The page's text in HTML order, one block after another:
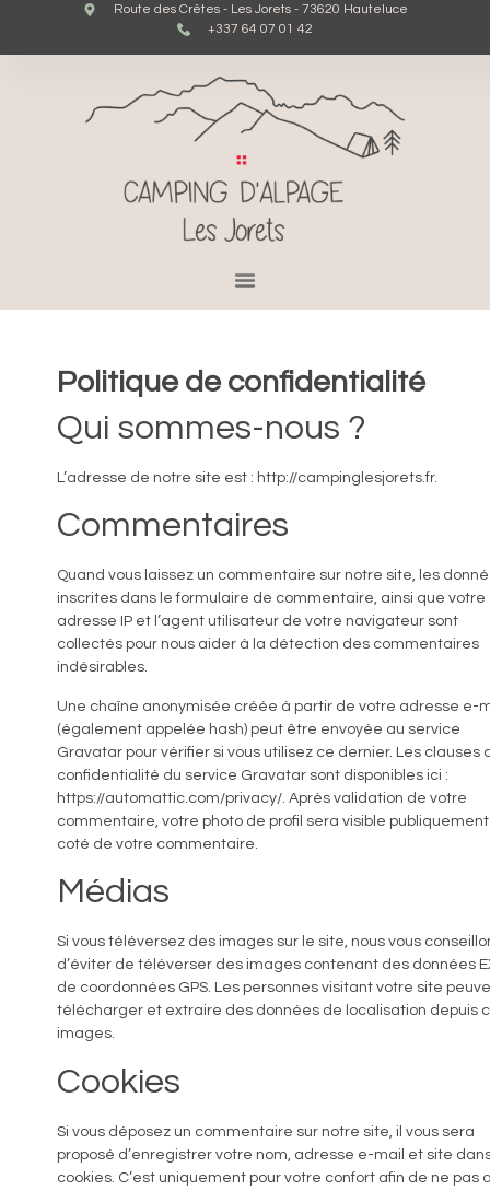
Route des Crêtes - Les Jorets - 73620 Hauteluce
+337 64 07 01 42
Politique de confidentialité
Qui sommes-nous ?
L’adresse de notre site est : http://campinglesjorets.fr.
Commentaires
Quand vous laissez un commentaire sur notre site, les
inscrites dans le formulaire de commentaire, ainsi que votre
adresse IP et l’agent utilisateur de votre navigateur sont
collectés pour nous aider à la détection des commentaires
indésirables.
Une chaîne anonymisée créée à partir de votre adresse e-
(également appelée hash) peut être envoyée au service
Gravatar pour vérifier si vous utilisez ce dernier. Les clauses
confidentialité du service Gravatar sont disponibles ici :
https://automattic.com/privacy/. Après validation de votre
commentaire, votre photo de profil sera visible
coté de votre commentaire.
Médias
Si vous téléversez des images sur le site, nous vous
d’éviter de téléverser des images contenant des données
de coordonnées GPS. Les personnes visitant votre site
télécharger et extraire des données de localisation depuis
images.
Cookies
Si vous déposez un commentaire sur notre site, il vous sera
proposé d’enregistrer votre nom, adresse e-mail et site
cookies. C’est uniquement pour votre confort afin de ne pas